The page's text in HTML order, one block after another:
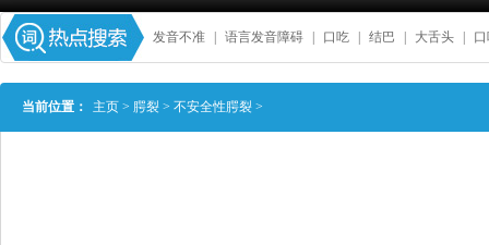
发音不准 语言发音障碍 口吃 结巴 大舌头
当前位置： 主页 > 腭裂 > 不安全性腭裂 >